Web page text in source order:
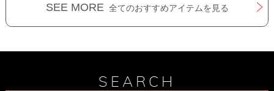
SEE MORE 全てのおすすめアイテムを見る
SEARCH